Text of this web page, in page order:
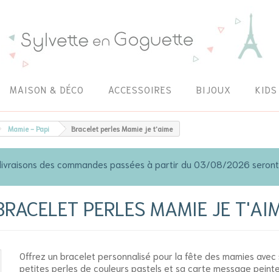
MAISON & DÉCO ACCESSOIRES BIJOUX
Mamie - Papi Bracelet perles Mamie je t'aime
des commandes passées à partir du 03/08/2026
PERLES MAMIE JE
Offrez un bracelet personnalisé pour la fête des mamies avec
petites perles de couleurs pastels et sa carte message